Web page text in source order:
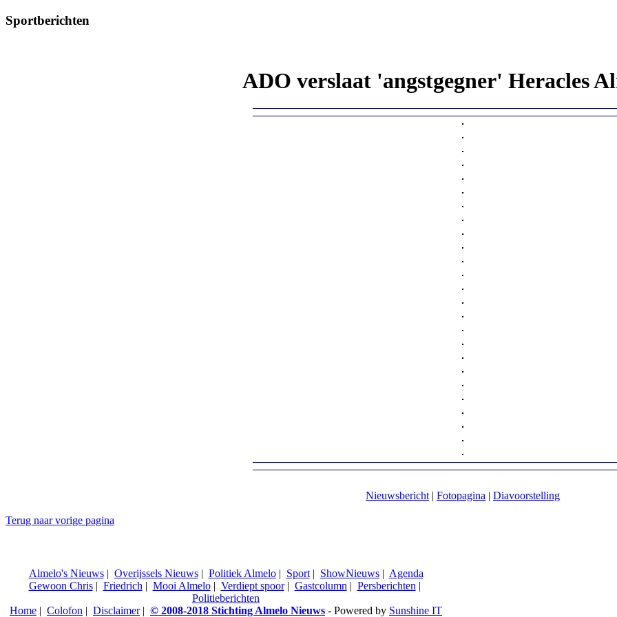
Sportberichten
ADO verslaat 'angstgegner' Heracles
Nieuwsbericht | Fotopagina | Diavoorstelling
Terug naar vorige pagina
Almelo's Nieuws| Overijssels Nieuws| Politiek Almelo| Sport| ShowNieuws| Agenda
Gewoon Chris| Friedrich | Mooi Almelo| Verdiept spoor| Gastcolumn | Persberichten |
Politieberichten
Home | Colofon | Disclaimer| © 2008-2018 Stichting Almelo Nieuws - Powered by Sunshine IT